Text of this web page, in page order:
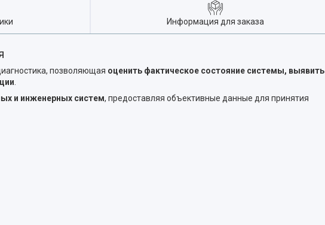
Информация для заказа
позволяющая оценить фактическое состояние системы, выявить
и инженерных систем, предоставляя объективные данные для принятия